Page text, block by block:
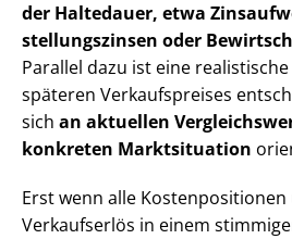
der Haltedauer, etwa
stel­lungs­zin­sen oder
Parallel dazu ist eine
späteren Verkaufspreises
sich an aktuellen
konkreten Marktsituation
Erst wenn alle
Verkaufserlös in einem